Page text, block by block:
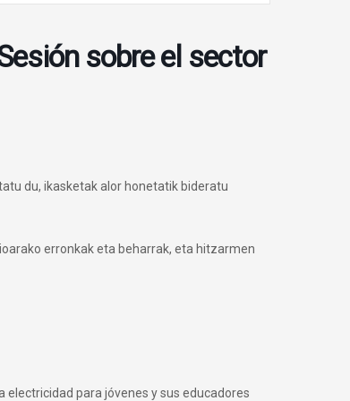
sobre el sector
du, ikasketak alor honetatik bideratu
erronkak eta beharrak, eta hitzarmen
electricidad para jóvenes y sus educadores